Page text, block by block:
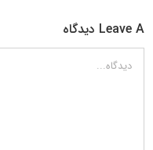
Leave A دیدگاه
دیدگاه